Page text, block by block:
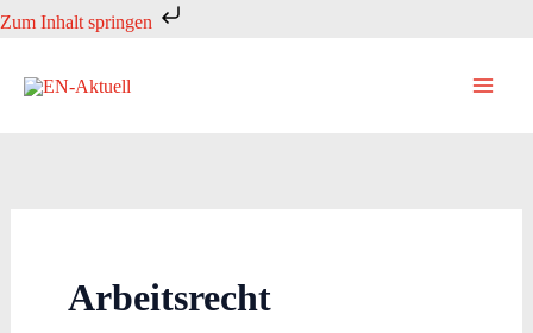
Zum Inhalt springen
Zum
springen
Arbeitsrecht